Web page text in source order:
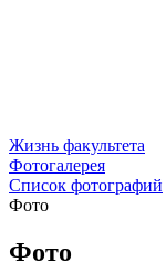
Жизнь факультета
Фотогалерея
Список фотографий
Фото
Фото